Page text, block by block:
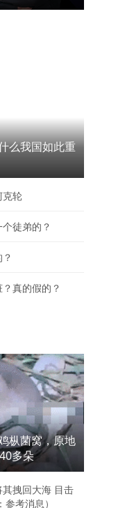
场未获破发点，0-2完败泰
么我国如此重
克轮
徒弟的？
真的假的？
枞菌窝，原地
多朵
拽回大海 目击
考消息）